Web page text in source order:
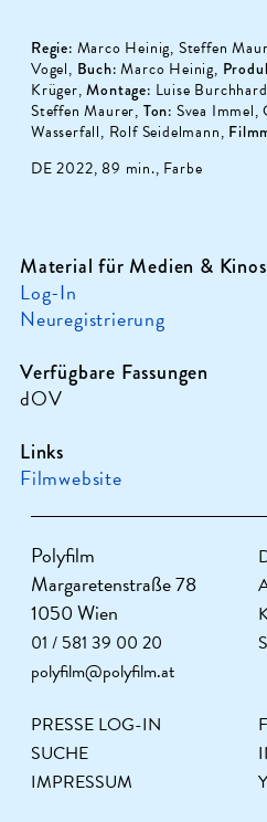
Regie: Marco Heinig, Steffen
Vogel, Buch: Marco Heinig,
Krüger,Montage: Luise
Steffen Maurer, Ton: Svea
Wasserfall, Rolf Seidelmann,
DE 2022, 89 min., Farbe
Material für Medien & Kinos
Log-In
Neuregistrierung
Verfügbare Fassungen
dOV
Links
Filmwebsite
Polyfilm
Margaretenstraße 78
1050 Wien
01 / 581 39 00 20
polyfilm@polyfilm.at
PRESSE LOG-IN
SUCHE
IMPRESSUM